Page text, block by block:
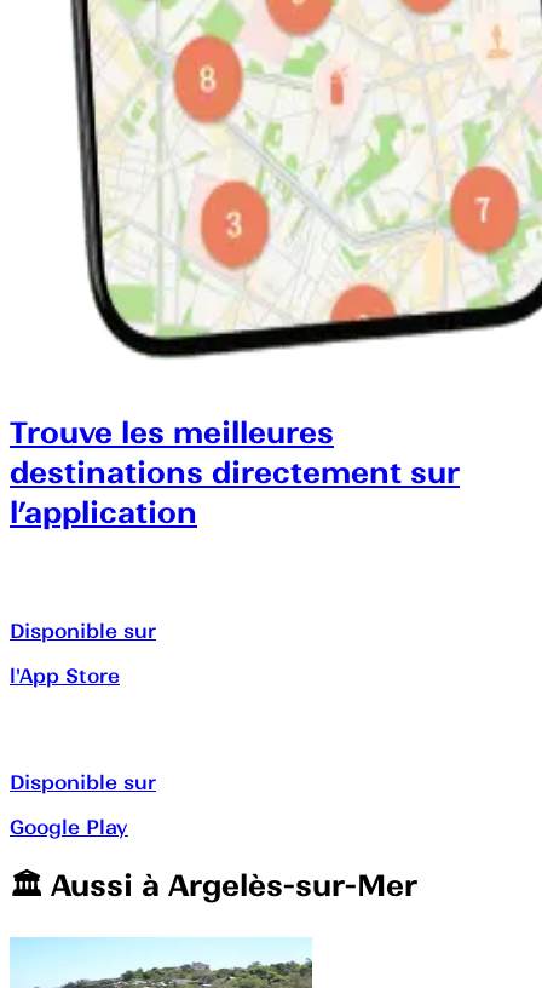
Trouve les meilleures
destinations directement sur
l’application
Disponible sur
l'App Store
Disponible sur
Google Play
🏛️️ Aussi à Argelès-sur-Mer